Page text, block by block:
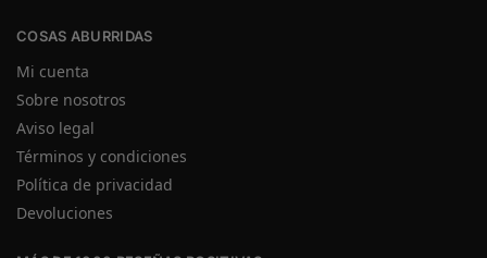
COSAS ABURRIDAS
Mi cuenta
Sobre nosotros
Aviso legal
Términos y condiciones
Política de privacidad
Devoluciones